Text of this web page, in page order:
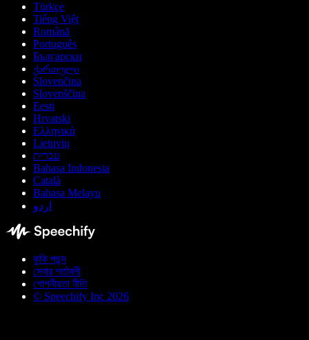
Türkçe
Tiếng Việt
Română
Português
Български
ქართული
Slovenčina
Slovenščina
Eesti
Hrvatski
Ελληνικά
Lietuvių
עברית
Bahasa Indonesia
Català
Bahasa Melayu
اردو
কুকি পছন্দ
সেবার শর্তাবলী
গোপনীয়তা নীতি
© Speechify Inc 2026